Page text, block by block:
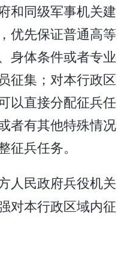
和同级军事机关建
优先保证普通高等
身体条件或者专业
征集；对本行政区
以直接分配征兵任
者有其他特殊情况
征兵任务。
人民政府兵役机关
对本行政区域内征